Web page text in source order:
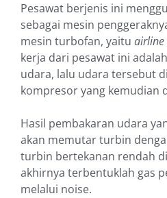
Pesawat berjenis ini
sebagai mesin
mesin turbofan, yaitu airline
kerja dari pesawat ini
udara, lalu udara tersebut
kompresor yang kemudian
Hasil pembakaran udara
akan memutar turbin
turbin bertekanan rendah
akhirnya terbentuklah gas
melalui noise.